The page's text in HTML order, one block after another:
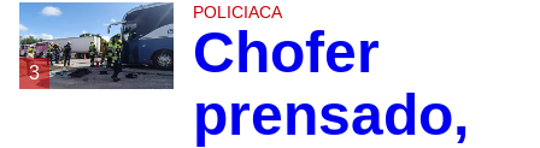
3
POLICIACA
Chofer
prensado,